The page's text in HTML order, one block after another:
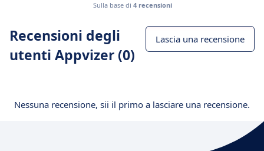
Sulla base di 4 recensioni
Recensioni degli
utenti Appvizer (0)
Lascia una recensione
Nessuna recensione, sii il primo a lasciare una recensione.